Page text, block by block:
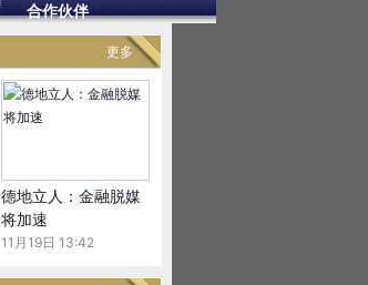
合作伙伴
更多
德地立人：金融脱媒
将加速
11月19日 13:42